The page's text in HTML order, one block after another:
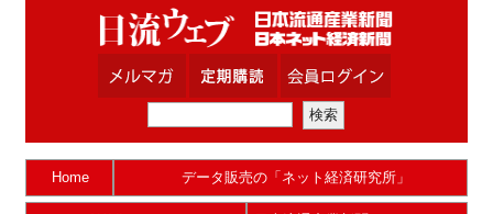
Home データ販売の「ネット経済研究所」